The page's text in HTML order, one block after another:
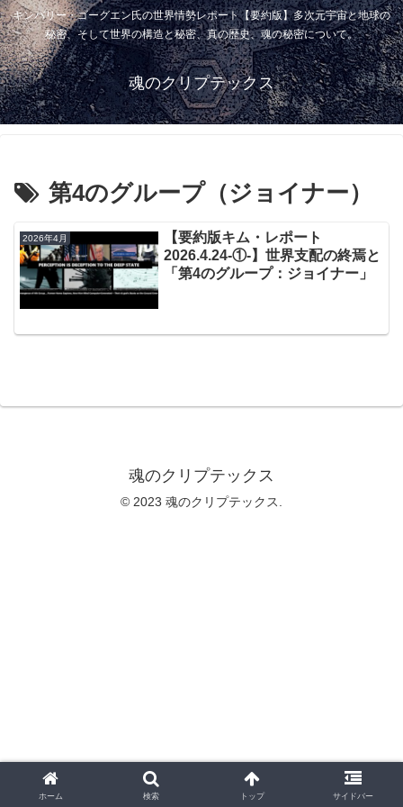
キンバリー・ゴーグエン氏の世界情勢レポート【要約版】多次元宇宙と地球の
秘密、そして世界の構造と秘密、真の歴史、魂の秘密について。
魂のクリプテックス
第4のグループ（ジョイナー）
2026年4月
【要約版キム・レポート
2026.4.24-①-】世界支配の終焉と
「第4のグループ：ジョイナー」
魂のクリプテックス
© 2023 魂のクリプテックス.
ホーム 検索 トップ サイドバー